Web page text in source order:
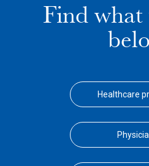
Find what
Healthcare